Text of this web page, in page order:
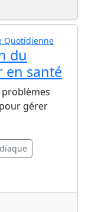
Quotidienne
du
santé
gérer